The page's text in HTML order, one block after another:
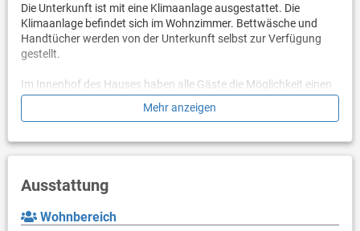
Die Unterkunft ist mit eine Klimaanlage ausgestattet. Die
Klimaanlage befindet sich im Wohnzimmer. Bettwäsche und
Handtücher werden von der Unterkunft selbst zur Verfügung
gestellt.
Im Innenhof des Hauses haben alle Gäste die Möglichkeit einen
gemeinsamen Garten mit einem schönen gemeinsamen Tisch
und Grill zu nutzen. Für Gäste, die mit Fahrrädern anreisen,
abgestellt werden können.
Mehr anzeigen
Ausstattung
Wohnbereich